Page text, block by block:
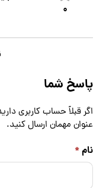
۰
پاسخ شما
اگر قبلاً حساب کاربری
عنوان مهمان ارسال کنید.
نام*